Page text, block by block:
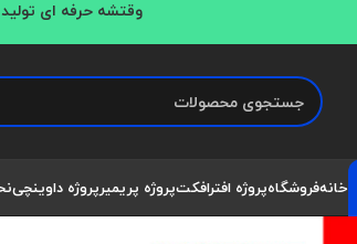
وقتشه حرفه ای
خانهفروشگاهپروژه افترافکتپروژه پریمیرپروژه داوینچی